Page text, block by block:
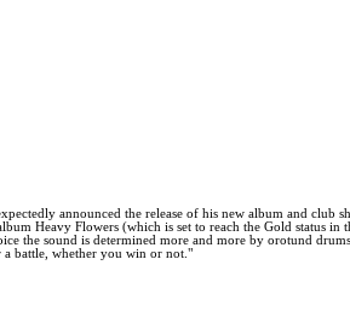
announced the release of his new album and club
Heavy Flowers (which is set to reach the Gold status
the sound is determined more and more by orotund
a battle, whether you win or not."